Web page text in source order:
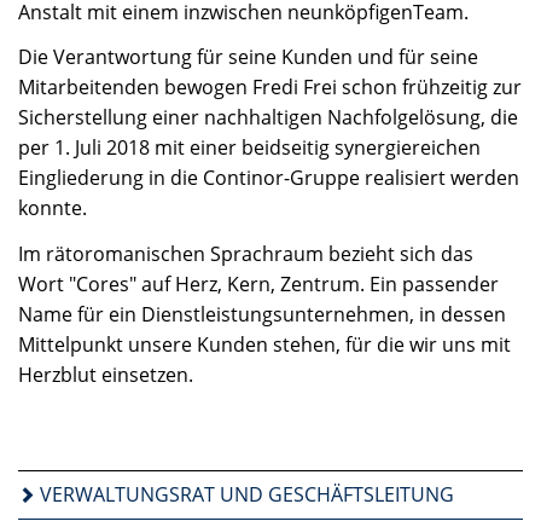
Anstalt mit einem inzwischen neunköpfigenTeam.
Die Verantwortung für seine Kunden und für seine
Mitarbeitenden bewogen Fredi Frei schon frühzeitig zur
Sicherstellung einer nachhaltigen Nachfolgelösung, die
per 1. Juli 2018 mit einer beidseitig synergiereichen
Eingliederung in die Continor-Gruppe realisiert werden
konnte.
Im rätoromanischen Sprachraum bezieht sich das
Wort "Cores" auf Herz, Kern, Zentrum. Ein passender
Name für ein Dienstleistungsunternehmen, in dessen
Mittelpunkt unsere Kunden stehen, für die wir uns mit
Herzblut einsetzen.
VERWALTUNGSRAT UND GESCHÄFTSLEITUNG